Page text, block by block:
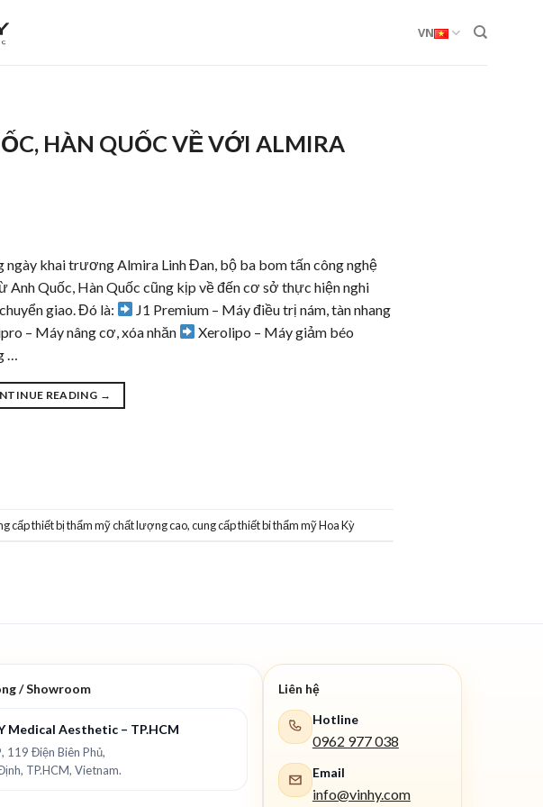
VN
HÀN QUỐC VỀ VỚI ALMIRA
ngày khai trương Almira Linh Đan, bộ ba bom tấn công nghệ
Anh Quốc, Hàn Quốc cũng kịp về đến cơ sở thực hiện nghi
giao. Đó là:
J1 Premium – Máy điều trị nám, tàn nhang
– Máy nâng cơ, xóa nhăn
Xerolipo – Máy giảm béo
…
READING →
cấp thiết bị thẩm mỹ chất lượng cao,cung cấp thiết bi thẩm mỹ Hoa Kỳ
/ Showroom
Medical Aesthetic – TP.HCM
119 Điện Biên Phủ,
TP.HCM, Vietnam.
Liên hệ
Hotline
0962 977 038
Email
info@vinhy.com